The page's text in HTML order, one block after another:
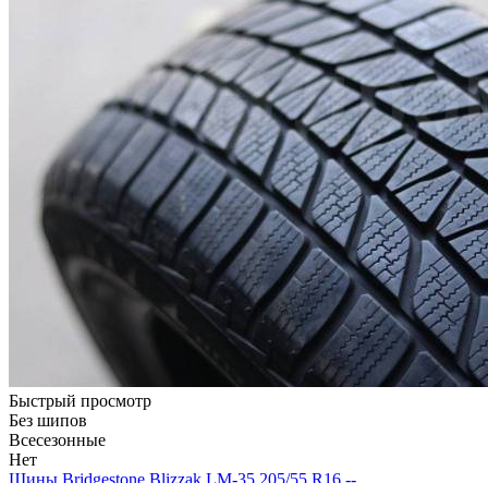
Быстрый просмотр
Без шипов
Всесезонные
Нет